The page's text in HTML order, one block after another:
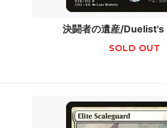
決闘者の遺産/
SOLD OUT